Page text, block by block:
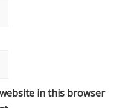
in this browser